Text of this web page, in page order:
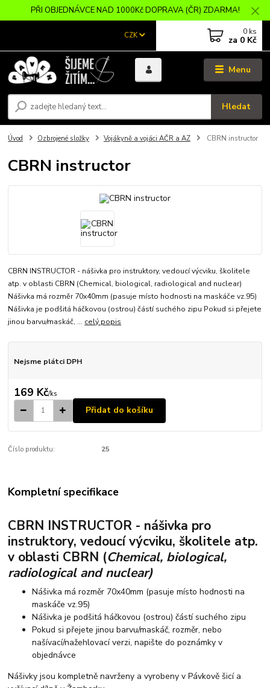
PŘI OBJEDNÁVCE NAD 1000Kč DOPRAVA (ČR) ZDARMA!
Menu
CZK
Hledat
0 ks
za 0 Kč
Úvod Ozbrojené složky Vojákyně a vojáci AČR a AZ CBRN instructor
CBRN instructor
CBRN INSTRUCTOR - nášivka pro instruktory, vedoucí výcviku, školitele
atp. v oblasti CBRN (Chemical, biological, radiological and nuclear)
Nášivka má rozměr 70x40mm (pasuje místo hodnosti na maskáče vz.95)
Nášivka je podšitá háčkovou (ostrou) částí suchého zipu Pokud si přejete
jinou barvu/maskáč, ... celý popis
Nejsme plátci DPH
169 Kč/ks
Přidat do košíku
Číslo produktu: 25
Kompletní specifikace
CBRN INSTRUCTOR - nášivka pro
instruktory, vedoucí výcviku, školitele atp.
v oblasti CBRN (Chemical, biological,
radiological and nuclear)
Nášivka má rozměr 70x40mm (pasuje místo hodnosti na
maskáče vz.95)
Nášivka je podšitá háčkovou (ostrou) částí suchého zipu
Pokud si přejete jinou barvu/maskáč, rozměr, nebo
našívací/nažehlovací verzi, napište do poznámky v
objednávce
Nášivky jsou kompletně navrženy a vyrobeny v Pávkově šicí a